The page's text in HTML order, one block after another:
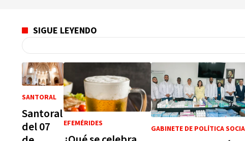
SIGUE LEYENDO
SANTORAL
Santoral
del 07
EFEMÉRIDES
GABINETE DE POLÍTICA